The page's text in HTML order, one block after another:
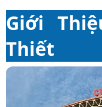
Giới
Thiết